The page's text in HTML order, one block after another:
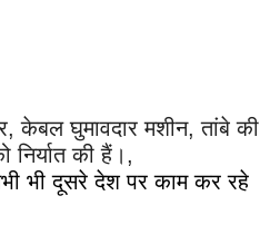
केबल घुमावदार मशीन, तांबे की
की हैं।,
भी दूसरे देश पर काम कर रहे